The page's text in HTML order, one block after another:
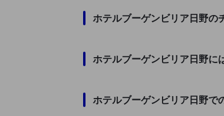
ホテルブーゲンビリア日野の
ホテルブーゲンビリア日野に
ホテルブーゲンビリア日野で